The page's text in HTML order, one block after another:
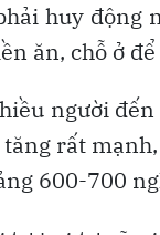
huy động
ăn, chỗ ở
người
rất
600-700